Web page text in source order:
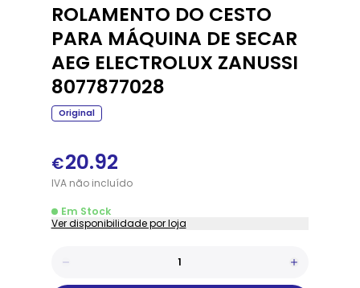
ROLAMENTO DO CESTO
PARA MÁQUINA DE SECAR
AEG ELECTROLUX ZANUSSI
8077877028
Original
€20.92
IVAnãoincluído
Em Stock
Ver disponibilidade por loja